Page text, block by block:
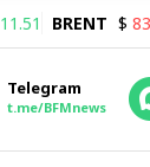
11.51 BRENT $
Telegram
t.me/BFMnews